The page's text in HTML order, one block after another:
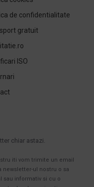
de confidentialitate
gratuit
ISO
chiar astazi.
iti vom trimite un email
newsletter-ul nostru o sa
sau informativ si cu o